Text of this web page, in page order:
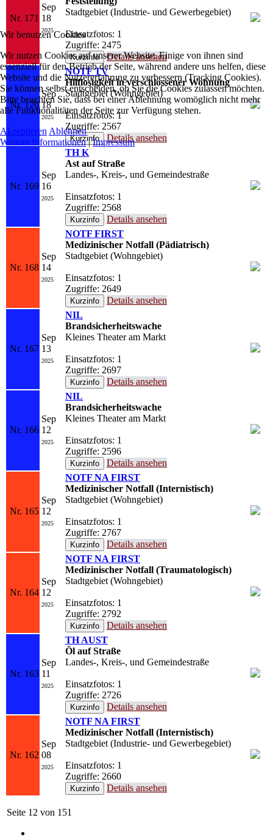
Nr. 171
Sep
18
2025
Stadtgebiet (Industrie- und Gewerbegebiet)
Einsatzfotos: 1
Zugriffe: 2475
Details ansehen
Nr. 170
Sep
18
2025
NOTF TV
Hilflosigkeit in verschlossener Wohnung
Stadtgebiet (Wohngebiet)
Einsatzfotos: 1
Zugriffe: 2567
Details ansehen
Nr. 169
Sep
16
2025
TH K
Ast auf Straße
Landes-, Kreis-, und Gemeindestraße
Einsatzfotos: 1
Zugriffe: 2568
Details ansehen
Nr. 168
Sep
14
2025
NOTF FIRST
Medizinischer Notfall (Pädiatrisch)
Stadtgebiet (Wohngebiet)
Einsatzfotos: 1
Zugriffe: 2649
Details ansehen
Nr. 167
Sep
13
2025
NIL
Brandsicherheitswache
Kleines Theater am Markt
Einsatzfotos: 1
Zugriffe: 2697
Details ansehen
Nr. 166
Sep
12
2025
NIL
Brandsicherheitswache
Kleines Theater am Markt
Einsatzfotos: 1
Zugriffe: 2596
Details ansehen
Nr. 165
Sep
12
2025
NOTF NA FIRST
Medizinischer Notfall (Internistisch)
Stadtgebiet (Wohngebiet)
Einsatzfotos: 1
Zugriffe: 2767
Details ansehen
Nr. 164
Sep
12
2025
NOTF NA FIRST
Medizinischer Notfall (Traumatologisch)
Stadtgebiet (Wohngebiet)
Einsatzfotos: 1
Zugriffe: 2792
Details ansehen
Nr. 163
Sep
11
2025
TH AUST
Öl auf Straße
Landes-, Kreis-, und Gemeindestraße
Einsatzfotos: 1
Zugriffe: 2726
Details ansehen
Nr. 162
Sep
08
2025
NOTF NA FIRST
Medizinischer Notfall (Internistisch)
Stadtgebiet (Industrie- und Gewerbegebiet)
Einsatzfotos: 1
Zugriffe: 2660
Details ansehen
Seite 12 von 151
Wir benutzen Cookies
Wir nutzen Cookies auf unserer Website. Einige von ihnen sind
essenziell für den Betrieb der Seite, während andere uns helfen, diese
Website und die Nutzererfahrung zu verbessern (Tracking Cookies).
Sie können selbst entscheiden, ob Sie die Cookies zulassen möchten.
Bitte beachten Sie, dass bei einer Ablehnung womöglich nicht mehr
alle Funktionalitäten der Seite zur Verfügung stehen.
Akzeptieren Ablehnen
Weitere Informationen|Impressum